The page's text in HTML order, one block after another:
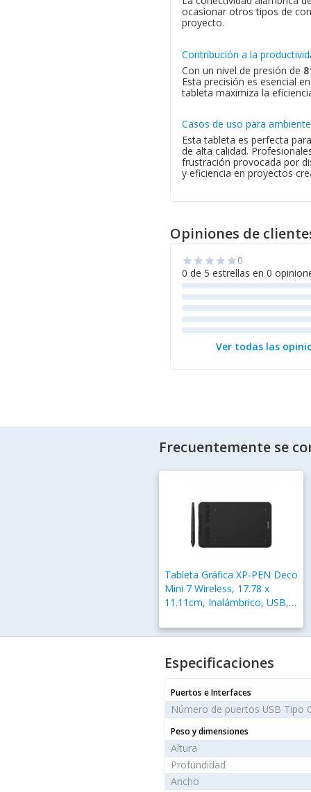
ocasionar otros tipos de
proyecto.
Contribución a la
Con un nivel de presión de
Esta precisión es esencial
tableta maximiza la
Casos de uso para
Esta tableta es perfecta
de alta calidad.
frustración provocada por
y eficiencia en proyectos
Opiniones de
star star star star star0
0 de 5 estrellas en 0
Ver todas las
Frecuentemente se
Tableta Gráfica XP-PEN Deco
Mini 7 Wireless, 17.78 x
11.11cm, Inalámbrico, USB,
Especificaciones
Puertos e Interfaces
Número de puertos USB Tipo
Peso y dimensiones
Altura
Profundidad
Ancho